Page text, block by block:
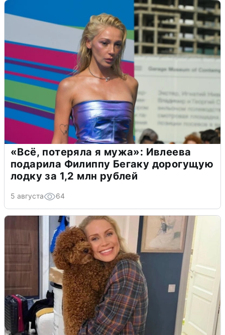
«Всё, потеряла я мужа»: Ивлеева
подарила Филиппу Бегаку дорогущую
лодку за 1,2 млн рублей
5 августа 64